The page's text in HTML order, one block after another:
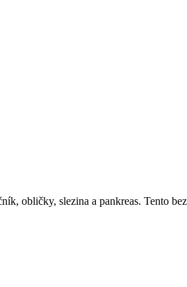
obličky, slezina a pankreas. Tento